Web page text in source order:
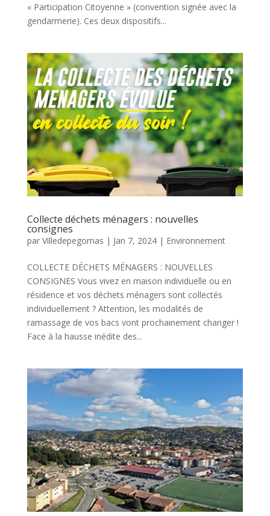
« Participation Citoyenne » (convention signée avec la
gendarmerie). Ces deux dispositifs...
Collecte déchets ménagers : nouvelles
consignes
par Villedepegomas | Jan 7, 2024| Environnement
COLLECTE DÉCHETS MÉNAGERS : NOUVELLES
CONSIGNES Vous vivez en maison individuelle ou en
résidence et vos déchets ménagers sont collectés
individuellement ? Attention, les modalités de
ramassage de vos bacs vont prochainement changer !
Face à la hausse inédite des...